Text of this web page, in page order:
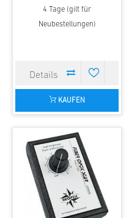
4 Tage (gilt für
Neubestellungen)
KAUFEN